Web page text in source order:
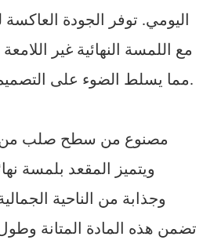
اليومي. توفر الجودة العاكسة
مع اللمسة النهائية غير
مما يسلط الضوء على التصميم المعاصر للمقعد.
مصنوع من سطح صلب من
ويتميز المقعد بلمسة
وجذابة من الناحية
تضمن هذه المادة المتانة